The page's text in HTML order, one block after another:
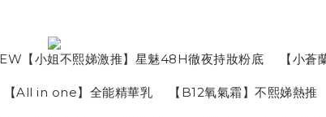
【小姐不熙娣激推】星魅48H徹夜持妝粉底 【小蒼
【All in one】全能精華乳 【B12氧氣霜】不熙娣熱推